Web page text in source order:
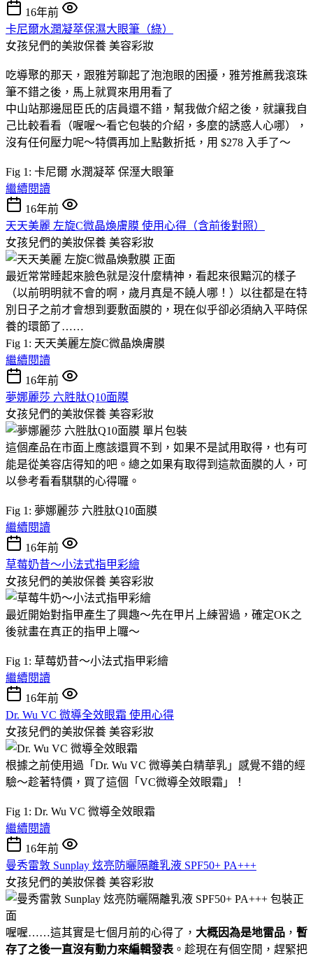
16年前
卡尼爾水潤凝萃保濕大眼筆（綠）
女孩兒們的美妝保養 美容彩妝
吃導聚的那天，跟雅芳聊起了泡泡眼的困擾，雅芳推薦我滾珠
筆不錯之後，馬上就買來用用看了
中山站那邊屈臣氏的店員還不錯，幫我做介紹之後，就讓我自
己比較看看（喔喔～看它包裝的介紹，多麼的誘惑人心哪），
沒有任何壓力呢～特價再加上點數折抵，用 $278 入手了～
Fig 1: 卡尼爾 水潤凝萃 保溼大眼筆
繼續閱讀
16年前
天天美麗 左旋C微晶煥膚膜 使用心得（含前後對照）
女孩兒們的美妝保養 美容彩妝
最近常常睡起來臉色就是沒什麼精神，看起來很黯沉的樣子
（以前明明就不會的啊，歲月真是不饒人哪！）以往都是在特
別日子之前才會想到要敷面膜的，現在似乎卻必須納入平時保
養的環節了……
Fig 1: 天天美麗左旋C微晶煥膚膜
繼續閱讀
16年前
夢娜麗莎 六胜肽Q10面膜
女孩兒們的美妝保養 美容彩妝
這個產品在市面上應該還買不到，如果不是試用取得，也有可
能是從美容店得知的吧。總之如果有取得到這款面膜的人，可
以參考看看騏騏的心得囉。
Fig 1: 夢娜麗莎 六胜肽Q10面膜
繼續閱讀
16年前
草莓奶昔～小法式指甲彩繪
女孩兒們的美妝保養 美容彩妝
最近開始對指甲產生了興趣～先在甲片上練習過，確定OK之
後就畫在真正的指甲上囉～
Fig 1: 草莓奶昔～小法式指甲彩繪
繼續閱讀
16年前
Dr. Wu VC 微導全效眼霜 使用心得
女孩兒們的美妝保養 美容彩妝
根據之前使用過「Dr. Wu VC 微導美白精華乳」感覺不錯的經
驗～趁著特價，買了這個「VC微導全效眼霜」！
Fig 1: Dr. Wu VC 微導全效眼霜
繼續閱讀
16年前
曼秀雷敦 Sunplay 炫亮防曬隔離乳液 SPF50+ PA+++
女孩兒們的美妝保養 美容彩妝
喔喔……這其實是七個月前的心得了， 大概因為是地雷品 ， 暫
存了之後一直沒有動力來編輯發表 。趁現在有個空閒，趕緊把